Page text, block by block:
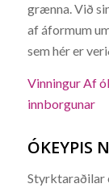
grænna. Við
af áformum
sem hér er
Vinningur Af
innborgunar
ÓKEYPIS
Styrktaraðilar